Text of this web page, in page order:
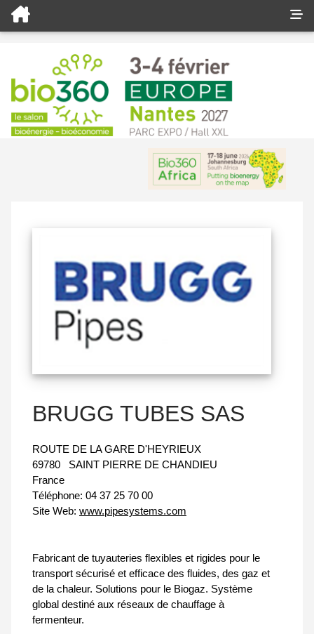
BRUGG TUBES SAS
ROUTE DE LA GARE D'HEYRIEUX
69780
SAINT PIERRE DE CHANDIEU
France
Téléphone: 04 37 25 70 00
Site Web: www.pipesystems.com
Fabricant de tuyauteries flexibles et rigides pour le
transport sécurisé et efficace des fluides, des gaz et
de la chaleur. Solutions pour le Biogaz. Système
global destiné aux réseaux de chauffage à
fermenteur.